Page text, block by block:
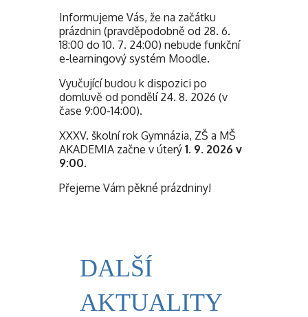
Informujeme Vás, že na začátku
prázdnin (pravděpodobně od 28. 6.
18:00 do 10. 7. 24:00) nebude funkční
e-learningový systém Moodle.
Vyučující budou k dispozici po
domluvě od pondělí 24. 8. 2026 (v
čase 9:00-14:00).
XXXV. školní rok Gymnázia, ZŠ a MŠ
AKADEMIA začne v úterý 1. 9. 2026 v
9:00.
Přejeme Vám pěkné prázdniny!
DALŠÍ
AKTUALITY